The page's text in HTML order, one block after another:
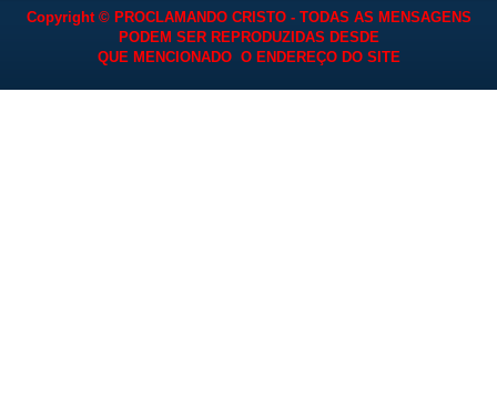
Copyright © PROCLAMANDO CRISTO - TODAS AS MENSAGENS
PODEM SER REPRODUZIDAS DESDE
QUE MENCIONADO O ENDEREÇO DO SITE